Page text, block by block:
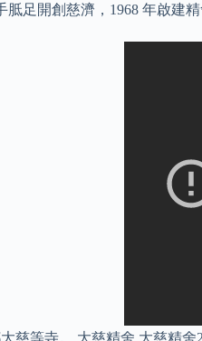
胝足開創慈濟，1968 年啟建
慈等寺。 大慈精舍 大慈精舍